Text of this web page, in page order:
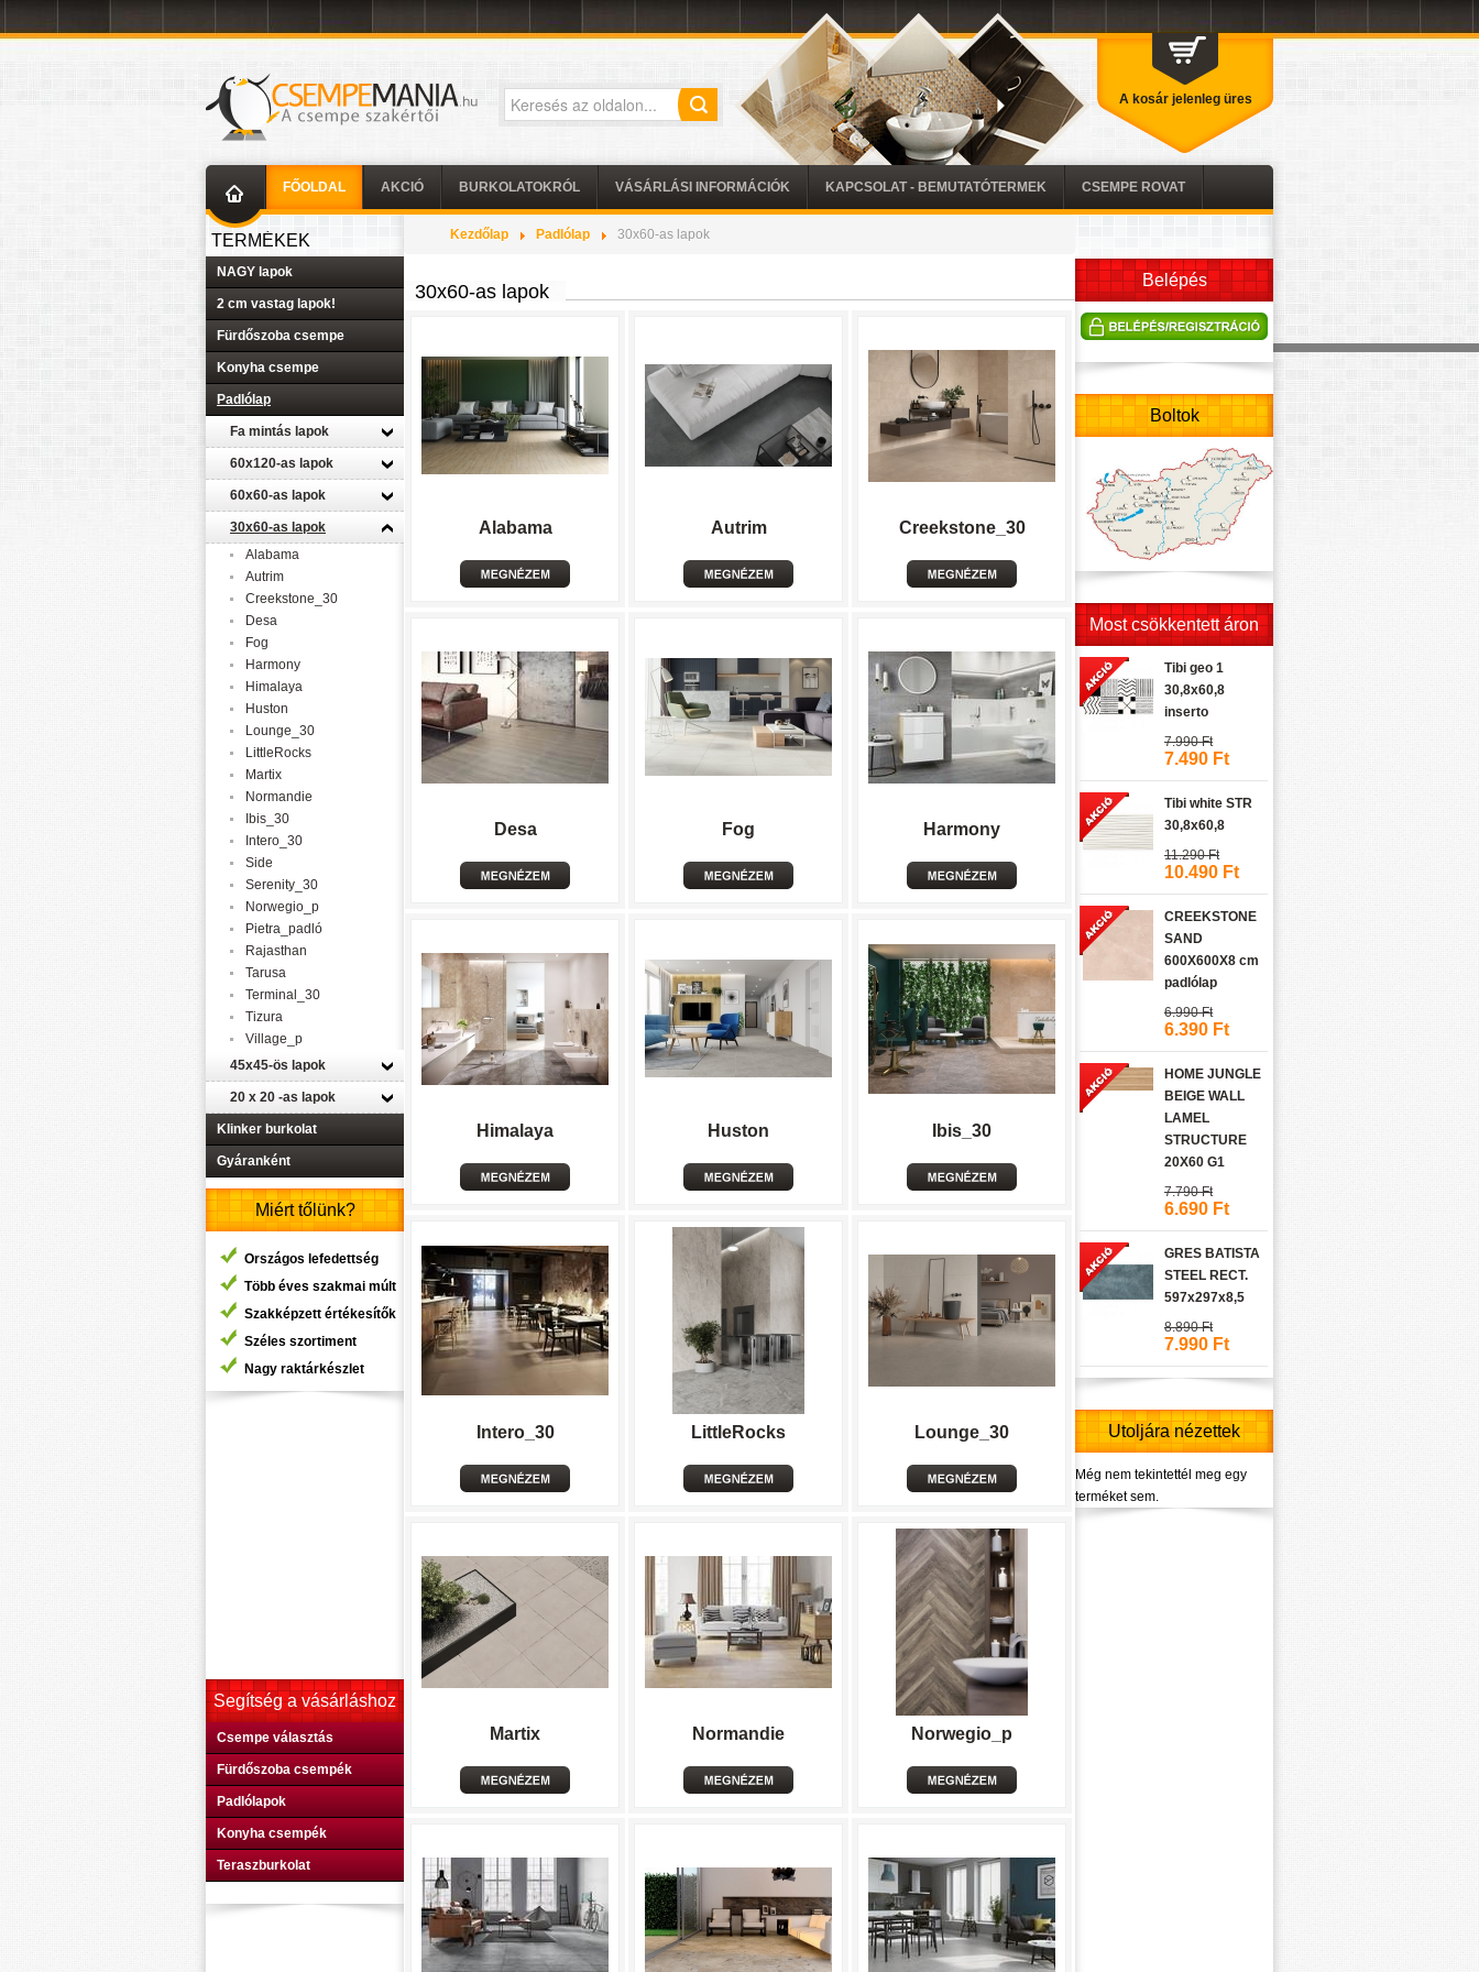
A kosár jelenleg üres
FŐOLDAL AKCIÓ BURKOLATOKRÓL VÁSÁRLÁSI INFORMÁCIÓK KAPCSOLAT - BEMUTATÓTERMEK CSEMPE ROVAT
TERMÉKEK
NAGY lapok
2 cm vastag lapok!
Fürdőszoba csempe
Konyha csempe
Padlólap
Fa mintás lapok
60x120-as lapok
60x60-as lapok
30x60-as lapok
Alabama
Autrim
Creekstone_30
Desa
Fog
Harmony
Himalaya
Huston
Lounge_30
LittleRocks
Martix
Normandie
Ibis_30
Intero_30
Side
Serenity_30
Norwegio_p
Pietra_padló
Rajasthan
Tarusa
Terminal_30
Tizura
Village_p
45x45-ös lapok
20 x 20 -as lapok
Klinker burkolat
Gyáranként
Miért tőlünk?
Országos lefedettség
Több éves szakmai múlt
Szakképzett értékesítők
Széles szortiment
Nagy raktárkészlet
Segítség a vásárláshoz
Csempe választás
Fürdőszoba csempék
Padlólapok
Konyha csempék
Teraszburkolat
Kezdőlap Padlólap 30x60-as lapok
30x60-as lapok
Alabama Autrim Creekstone_30
Desa Fog Harmony
Himalaya Huston Ibis_30
Intero_30 LittleRocks Lounge_30
Martix Normandie Norwegio_p
Belépés
Boltok
Most csökkentett áron
Tibi geo 1
30,8x60,8
inserto
7.990 Ft
7.490 Ft
Tibi white STR
30,8x60,8
11.290 Ft
10.490 Ft
CREEKSTONE
SAND
600X600X8 cm
padlólap
6.990 Ft
6.390 Ft
HOME JUNGLE
BEIGE WALL
LAMEL
STRUCTURE
20X60 G1
7.790 Ft
6.690 Ft
GRES BATISTA
STEEL RECT.
597x297x8,5
8.890 Ft
7.990 Ft
Utoljára nézettek
Még nem tekintettél meg egy
terméket sem.